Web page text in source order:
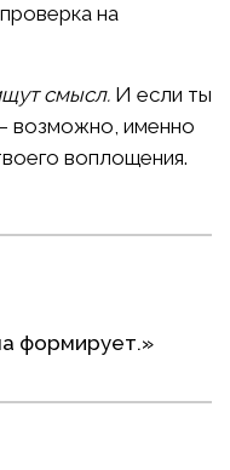
на
смысл. И если ты
возможно, именно
воплощения.
формирует.»